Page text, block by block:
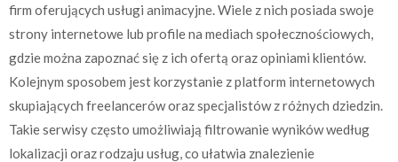
firm oferujących usługi animacyjne. Wiele z nich posiada swoje
strony internetowe lub profile na mediach społecznościowych,
gdzie można zapoznać się z ich ofertą oraz opiniami klientów.
Kolejnym sposobem jest korzystanie z platform internetowych
skupiających freelancerów oraz specjalistów z różnych dziedzin.
Takie serwisy często umożliwiają filtrowanie wyników według
lokalizacji oraz rodzaju usług, co ułatwia znalezienie